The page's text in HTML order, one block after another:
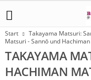
Start Takayama Matsuri:
Matsuri - Sannō und
TAKAYAMA
HACHIMAN